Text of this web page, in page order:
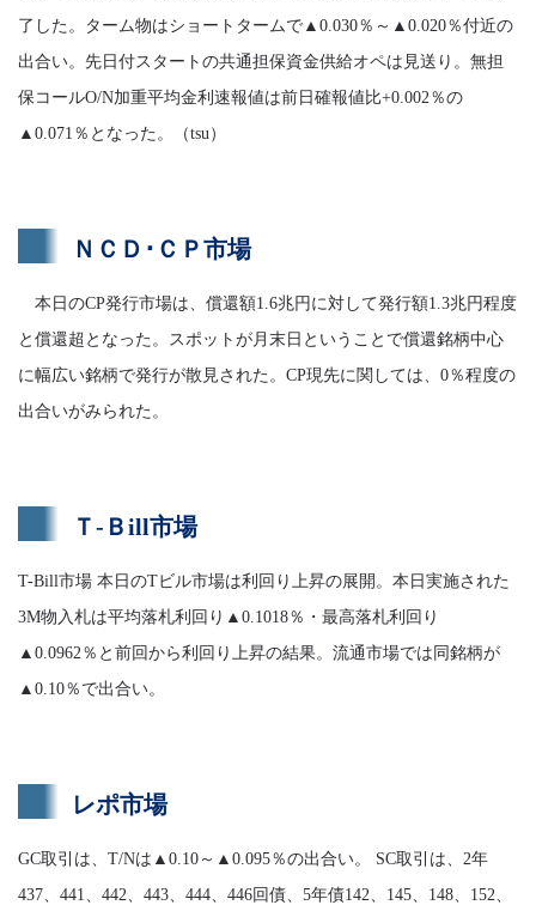
了した。ターム物はショートタームで▲0.030％～▲0.020％付近の
出合い。先日付スタートの共通担保資金供給オペは見送り。無担
保コールO/N加重平均金利速報値は前日確報値比+0.002％の
▲0.071％となった。（tsu）
ＮＣＤ･ＣＰ市場
本日のCP発行市場は、償還額1.6兆円に対して発行額1.3兆円程度
と償還超となった。スポットが月末日ということで償還銘柄中心
に幅広い銘柄で発行が散見された。CP現先に関しては、0％程度の
出合いがみられた。
Ｔ-Ｂill市場
T-Bill市場 本日のTビル市場は利回り上昇の展開。本日実施された
3M物入札は平均落札利回り▲0.1018％・最高落札利回り
▲0.0962％と前回から利回り上昇の結果。流通市場では同銘柄が
▲0.10％で出合い。
レポ市場
GC取引は、T/Nは▲0.10～▲0.095％の出合い。 SC取引は、2年
437、441、442、443、444、446回債、5年債142、145、148、152、